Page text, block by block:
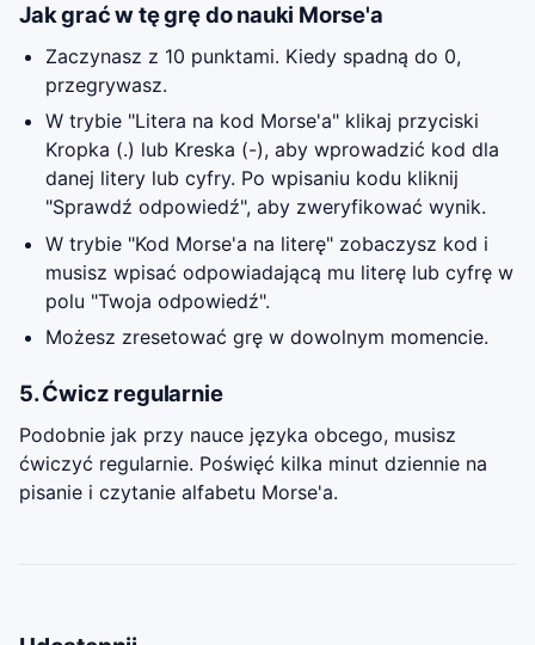
Jak grać w tę grę do nauki Morse'a
Zaczynasz z 10 punktami. Kiedy spadną do 0,
przegrywasz.
W trybie "Litera na kod Morse'a" klikaj przyciski
Kropka (.) lub Kreska (-), aby wprowadzić kod dla
danej litery lub cyfry. Po wpisaniu kodu kliknij
"Sprawdź odpowiedź", aby zweryfikować wynik.
W trybie "Kod Morse'a na literę" zobaczysz kod i
musisz wpisać odpowiadającą mu literę lub cyfrę w
polu "Twoja odpowiedź".
Możesz zresetować grę w dowolnym momencie.
5. Ćwicz regularnie
Podobnie jak przy nauce języka obcego, musisz
ćwiczyć regularnie. Poświęć kilka minut dziennie na
pisanie i czytanie alfabetu Morse'a.